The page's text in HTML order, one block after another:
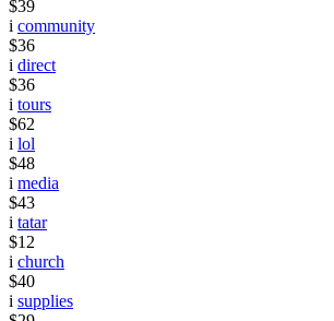
$39
i community
$36
i direct
$36
i tours
$62
i lol
$48
i media
$43
i tatar
$12
i church
$40
i supplies